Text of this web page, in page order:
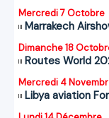
Mercredi 7 Octobre
Marrakech
Dimanche 18
Routes World
Mercredi 4
Libya aviation